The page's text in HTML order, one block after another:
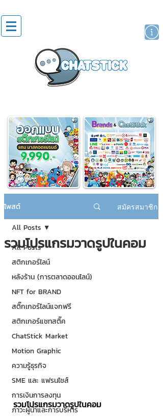
โพสต์ สมัครสมาชิก
All Posts
สติกเกอร์ไลน์
หลังร้าน (การตลาดออนไลน์)
NFT for BRAND
สติ๊กเกอร์ไลน์แจกฟรี
สติกเกอร์แชทสติ๊ค
ChatStick Market
Motion Graphic
ความรู้ธุรกิจ
SME และ แฟรนไชส์
การเงินการลงทุน
ภาวะผู้นำและการบริหาร
All Posts
รวมโปรแกรมวาดรูปในคอม
รวมโปรแกรมวาดรูปในคอม